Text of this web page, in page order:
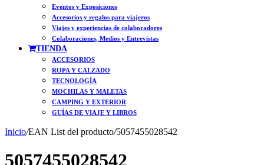
Eventos y Exposiciones
Accesorios y regalos para viajeros
Viajes y experiencias de colaboradores
Colaboraciones, Medios y Entrevistas
TIENDA
ACCESORIOS
ROPA Y CALZADO
TECNOLOGÍA
MOCHILAS Y MALETAS
CAMPING Y EXTERIOR
GUÍAS DE VIAJE Y LIBROS
Inicio/EAN List del producto/5057455028542
5057455028542